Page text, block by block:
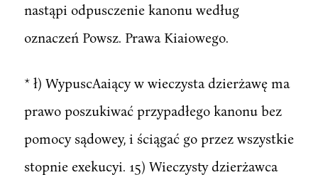
nastąpi odpusczenie kanonu według
oznaczeń Powsz. Prawa Kiaiowego.
* ł) WypuscAaiący w wieczysta dzierżawę ma
prawo poszukiwać przypadłego kanonu bez
pomocy sądowey, i ściągać go przez wszystkie
stopnie exekucyi. 15) Wieczysty dzierżawca